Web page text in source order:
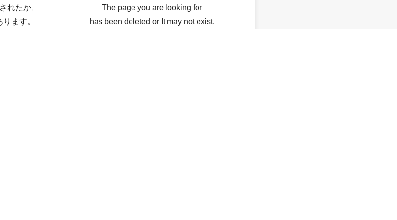
れたか、
ます。
The page you are looking for
has been deleted or It may not exist.